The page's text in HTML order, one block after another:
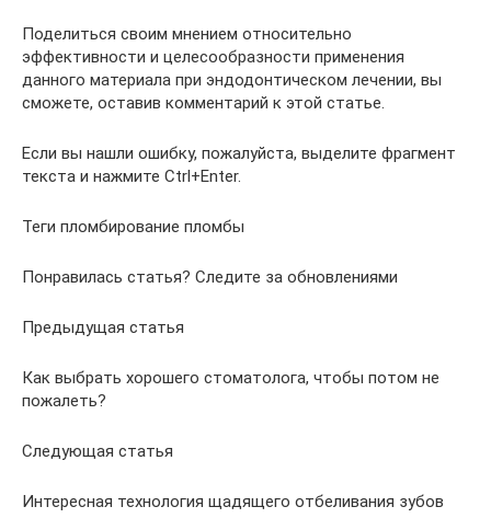
Поделиться своим мнением относительно
эффективности и целесообразности применения
данного материала при эндодонтическом лечении, вы
сможете, оставив комментарий к этой статье.
Если вы нашли ошибку, пожалуйста, выделите фрагмент
текста и нажмите Ctrl+Enter.
Теги пломбирование пломбы
Понравилась статья? Следите за обновлениями
Предыдущая статья
Как выбрать хорошего стоматолога, чтобы потом не
пожалеть?
Следующая статья
Интересная технология щадящего отбеливания зубов